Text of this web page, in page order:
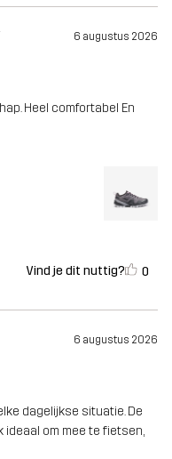
6 augustus 2026
Heel comfortabel En
Vind je dit nuttig? 0
6 augustus 2026
dagelijkse situatie. De
ideaal om mee te fietsen,